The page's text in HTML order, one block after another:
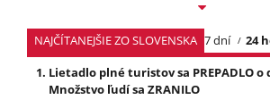
NAJČÍTANEJŠIE ZO SLOVENSKA 7 dní
24
Lietadlo plné turistov sa PREPADLO
Množstvo ľudí sa ZRANILO